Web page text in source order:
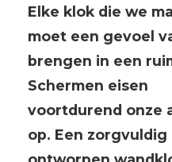
Elke klok die we
moet een gevoel
brengen in een
Schermen eisen
voortdurend onze
op. Een zorgvuldig